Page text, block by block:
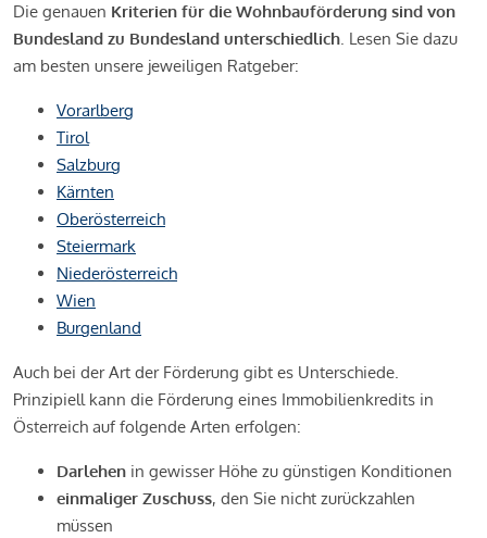
Die genauen Kriterien für die Wohnbauförderung sind von
Bundesland zu Bundesland unterschiedlich. Lesen Sie dazu
am besten unsere jeweiligen Ratgeber:
Vorarlberg
Tirol
Salzburg
Kärnten
Oberösterreich
Steiermark
Niederösterreich
Wien
Burgenland
Auch bei der Art der Förderung gibt es Unterschiede.
Prinzipiell kann die Förderung eines Immobilienkredits in
Österreich auf folgende Arten erfolgen:
Darlehen in gewisser Höhe zu günstigen Konditionen
einmaliger Zuschuss, den Sie nicht zurückzahlen
müssen